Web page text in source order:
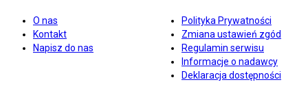
O nas
Kontakt
Napisz do nas
Polityka Prywatności
Zmiana ustawień zgód
Regulamin serwisu
Informacje o nadawcy
Deklaracja dostępności